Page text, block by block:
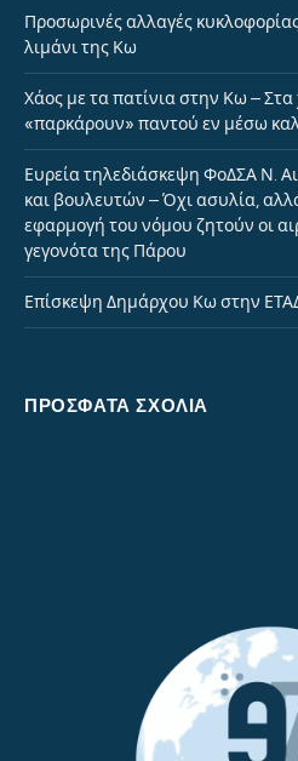
Προσωρινές αλλαγές
λιμάνι της Κω
Χάος με τα πατίνια στην Κω – Στα
«παρκάρουν» παντού εν μέσω
Ευρεία τηλεδιάσκεψη ΦοΔΣΑ Ν.
και βουλευτών – Όχι ασυλία,
εφαρμογή του νόμου ζητούν οι
γεγονότα της Πάρου
Επίσκεψη Δημάρχου Κω στην
ΠΡΌΣΦΑΤΑ ΣΧΌΛΙΑ